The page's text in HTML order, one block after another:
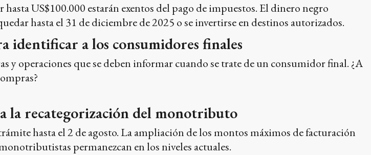
US$100.000 estarán exentos del pago de impuestos. El dinero negro
hasta el 31 de diciembre de 2025 o se invertirse en destinos autorizados.
identificar a los consumidores finales
y operaciones que se deben informar cuando se trate de un consumidor final. ¿A
la recategorización del monotributo
hasta el 2 de agosto. La ampliación de los montos máximos de facturación
permanezcan en los niveles actuales.